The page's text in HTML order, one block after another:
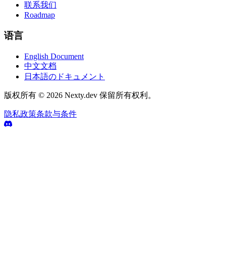
联系我们
Roadmap
语言
English Document
中文文档
日本語のドキュメント
版权所有 © 2026 Nexty.dev 保留所有权利。
隐私政策条款与条件